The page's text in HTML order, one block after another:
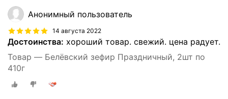
Анонимный пользователь
14 августа 2022
Достоинства: хороший товар. свежий. цена радует.
Товар — Белёвский зефир Праздничный, 2шт по
410г